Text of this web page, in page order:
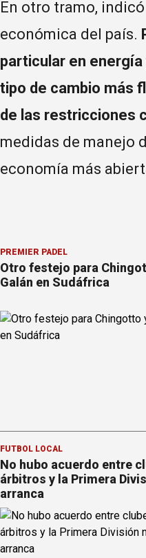
En otro tramo,
económica del país.
particular en energía
tipo de cambio más
de las restricciones
medidas de manejo
economía más
PREMIER PÁDEL
Otro festejo para
Galán en Sudáfrica
FÚTBOL LOCAL
No hubo acuerdo entre
árbitros y la Primera
arranca